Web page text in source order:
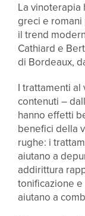
La vinoterapia
greci e romani
il trend
Cathiard e
di Bordeaux,
I trattamenti
contenuti –
hanno effetti
benefici della
rughe: i
aiutano a
addirittura
tonificazione
aiutano a